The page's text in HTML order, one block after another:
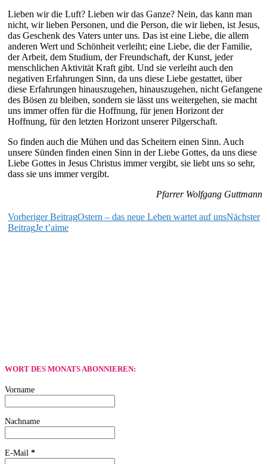
Lieben wir die Luft? Lieben wir das Ganze? Nein, das kann man
nicht, wir lieben Personen, und die Person, die wir lieben, ist Jesus,
das Geschenk des Vaters unter uns. Das ist eine Liebe, die allem
anderen Wert und Schönheit verleiht; eine Liebe, die der Familie,
der Arbeit, dem Studium, der Freundschaft, der Kunst, jeder
menschlichen Aktivität Kraft gibt. Und sie verleiht auch den
negativen Erfahrungen Sinn, da uns diese Liebe gestattet, über
diese Erfahrungen hinauszugehen, hinauszugehen, nicht Gefangene
des Bösen zu bleiben, sondern sie lässt uns weitergehen, sie macht
uns immer offen für die Hoffnung, für jenen Horizont der
Hoffnung, für den letzten Horizont unserer Pilgerschaft.
So finden auch die Mühen und das Scheitern einen Sinn. Auch
unsere Sünden finden einen Sinn in der Liebe Gottes, da uns diese
Liebe Gottes in Jesus Christus immer vergibt, sie liebt uns so sehr,
dass sie uns immer vergibt.
Pfarrer Wolfgang Guttmann
Beitragsnavigation
Vorheriger BeitragOstern – das neue Leben wartet auf unsNächster
BeitragJe t’aime
WORT DES MONATS ABONNIEREN:
Vorname
Nachname
E-Mail *